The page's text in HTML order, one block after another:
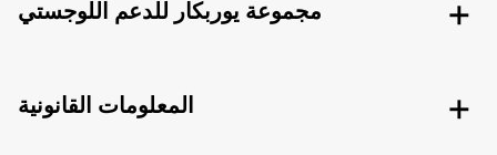
مجموعة يوربكار للدعم اللوجستي
المعلومات القانونية